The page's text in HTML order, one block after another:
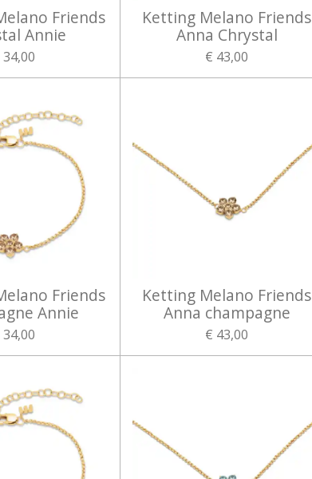
Friends
Annie
34,00
Ketting Melano Friends
Anna Chrystal
€ 43,00
Friends
Annie
34,00
Ketting Melano Friends
Anna champagne
€ 43,00